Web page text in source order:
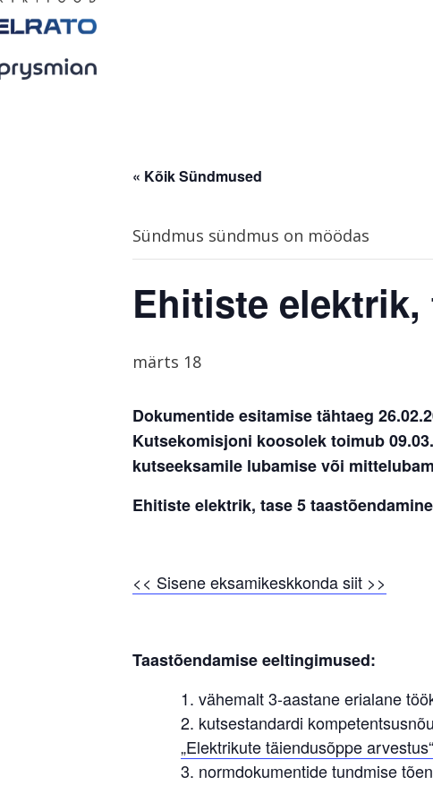
« Kõik Sündmused
Sündmus sündmus on möödas
Ehitiste elektrik,
märts 18
Dokumentide esitamise tähtaeg
Kutsekomisjoni koosolek toimub
kutseeksamile lubamise või
Ehitiste elektrik, tase 5 taastõendamine
<< Sisene eksamikeskkonda siit >>
Taastõendamise eeltingimused:
vähemalt 3-aastane erialane
kutsestandardi
„Elektrikute täiendusõppe
normdokumentide tundmise